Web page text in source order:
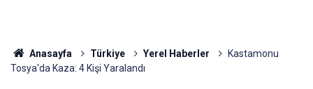
Anasayfa Türkiye Yerel Haberler
Kastamonu
Tosya'da Kaza: 4 Kişi Yaralandı